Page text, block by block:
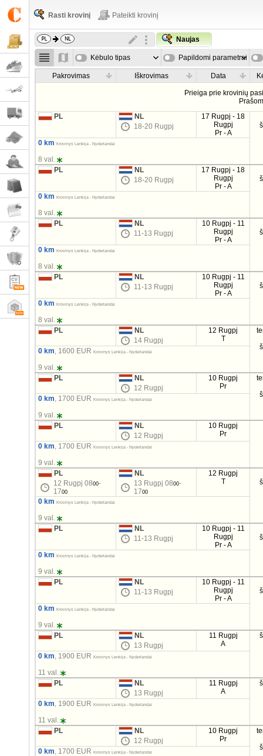
Rasti krovinį Pateikti krovinį
Naujas
Kėbulo tipas Papildomi parametrai
Pakrovimas Iškrovimas Data
Prieiga prie krovinių
PL
NL
18-20 Rugpj
17 Rugpj - 18
Rugpj
Pr - A
0 km Krovinys Lenkija - Nyderlandai
8 val.
PL
NL
18-20 Rugpj
17 Rugpj - 18
Rugpj
Pr - A
0 km Krovinys Lenkija - Nyderlandai
8 val.
PL
NL
11-13 Rugpj
10 Rugpj - 11
Rugpj
Pr - A
0 km Krovinys Lenkija - Nyderlandai
8 val.
PL
NL
11-13 Rugpj
10 Rugpj - 11
Rugpj
Pr - A
0 km Krovinys Lenkija - Nyderlandai
8 val.
PL
NL
14 Rugpj
12 Rugpj
T
0 km, 1600 EURKrovinys Lenkija - Nyderlandai
9 val.
PL
NL
12 Rugpj
10 Rugpj
Pr
0 km, 1700 EURKrovinys Lenkija - Nyderlandai
9 val.
PL
NL
12 Rugpj
10 Rugpj
Pr
0 km, 1700 EURKrovinys Lenkija - Nyderlandai
9 val.
PL
12 Rugpj 0800-
1700
NL
13 Rugpj 0800-
1700
12 Rugpj
T
0 km Krovinys Lenkija - Nyderlandai
9 val.
PL
NL
11-13 Rugpj
10 Rugpj - 11
Rugpj
Pr - A
0 km Krovinys Lenkija - Nyderlandai
9 val.
PL
NL
11-13 Rugpj
10 Rugpj - 11
Rugpj
Pr - A
0 km Krovinys Lenkija - Nyderlandai
9 val.
PL
NL
13 Rugpj
11 Rugpj
A
0 km, 1900 EURKrovinys Lenkija - Nyderlandai
11 val.
PL
NL
13 Rugpj
11 Rugpj
A
0 km, 1900 EURKrovinys Lenkija - Nyderlandai
11 val.
PL
NL
12 Rugpj
10 Rugpj
Pr
0 km, 1700 EURKrovinys Lenkija - Nyderlandai